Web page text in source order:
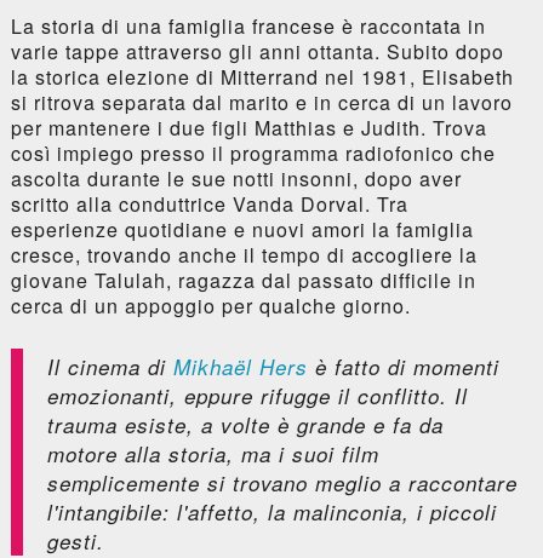
La storia di una famiglia francese è raccontata in
varie tappe attraverso gli anni ottanta. Subito dopo
la storica elezione di Mitterrand nel 1981, Elisabeth
si ritrova separata dal marito e in cerca di un lavoro
per mantenere i due figli Matthias e Judith. Trova
così impiego presso il programma radiofonico che
ascolta durante le sue notti insonni, dopo aver
scritto alla conduttrice Vanda Dorval. Tra
esperienze quotidiane e nuovi amori la famiglia
cresce, trovando anche il tempo di accogliere la
giovane Talulah, ragazza dal passato difficile in
cerca di un appoggio per qualche giorno.
Il cinema di Mikhaël Hers è fatto di momenti
emozionanti, eppure rifugge il conflitto. Il
trauma esiste, a volte è grande e fa da
motore alla storia, ma i suoi film
semplicemente si trovano meglio a raccontare
l'intangibile: l'affetto, la malinconia, i piccoli
gesti.